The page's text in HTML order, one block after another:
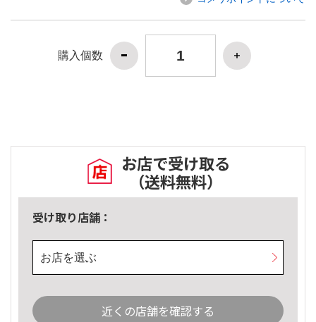
購入個数
お店で受け取る
（送料無料）
受け取り店舗：
お店を選ぶ
近くの店舗を確認する